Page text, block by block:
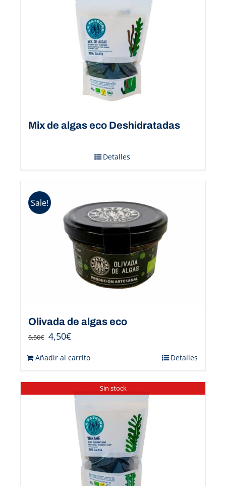
Mix de algas eco Deshidratadas
Detalles
Sale!
Olivada de algas eco
5,50€ 4,50€
Añadir al carrito Detalles
Sin stock